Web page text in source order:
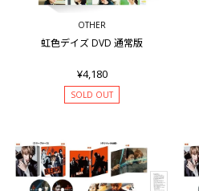
OTHER
虹色デイズ DVD 通常版
¥4,180
SOLD OUT